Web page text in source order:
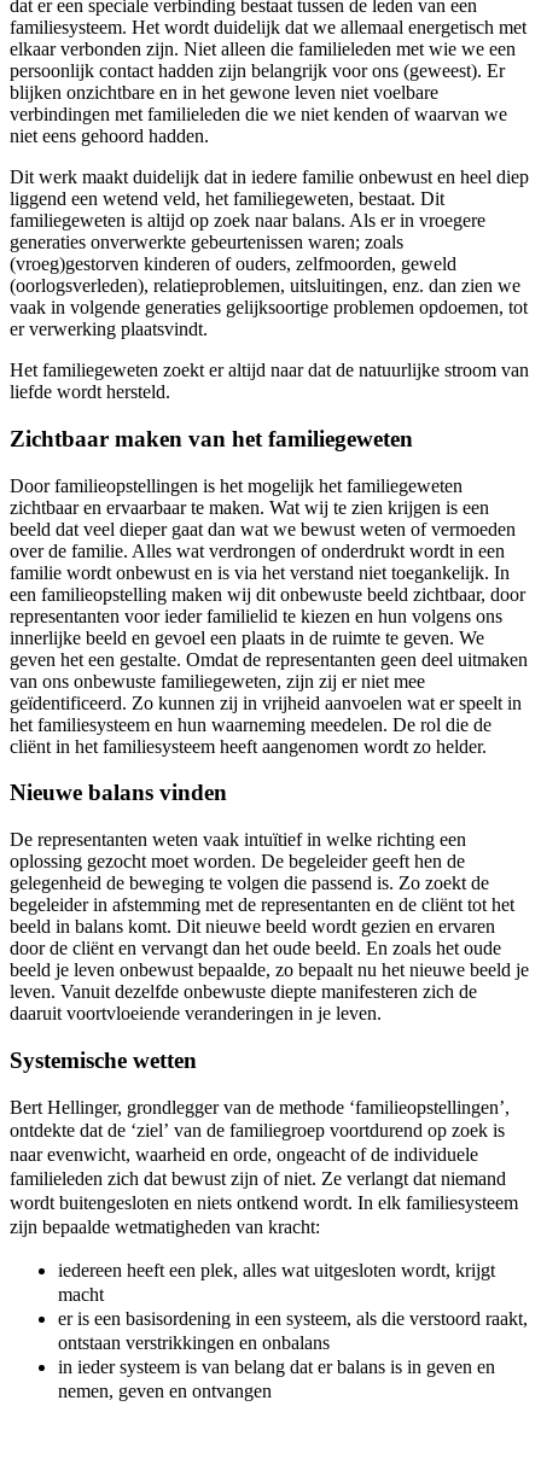
dat er een speciale verbinding bestaat tussen de leden van een
familiesysteem. Het wordt duidelijk dat we allemaal energetisch met
elkaar verbonden zijn. Niet alleen die familieleden met wie we een
persoonlijk contact hadden zijn belangrijk voor ons (geweest). Er
blijken onzichtbare en in het gewone leven niet voelbare
verbindingen met familieleden die we niet kenden of waarvan we
niet eens gehoord hadden.
Dit werk maakt duidelijk dat in iedere familie onbewust en heel diep
liggend een wetend veld, het familiegeweten, bestaat. Dit
familiegeweten is altijd op zoek naar balans. Als er in vroegere
generaties onverwerkte gebeurtenissen waren; zoals
(vroeg)gestorven kinderen of ouders, zelfmoorden, geweld
(oorlogsverleden), relatieproblemen, uitsluitingen, enz. dan zien we
vaak in volgende generaties gelijksoortige problemen opdoemen, tot
er verwerking plaatsvindt.
Het familiegeweten zoekt er altijd naar dat de natuurlijke stroom van
liefde wordt hersteld.
Zichtbaar maken van het familiegeweten
Door familieopstellingen is het mogelijk het familiegeweten
zichtbaar en ervaarbaar te maken. Wat wij te zien krijgen is een
beeld dat veel dieper gaat dan wat we bewust weten of vermoeden
over de familie. Alles wat verdrongen of onderdrukt wordt in een
familie wordt onbewust en is via het verstand niet toegankelijk. In
een familieopstelling maken wij dit onbewuste beeld zichtbaar, door
representanten voor ieder familielid te kiezen en hun volgens ons
innerlijke beeld en gevoel een plaats in de ruimte te geven. We
geven het een gestalte. Omdat de representanten geen deel uitmaken
van ons onbewuste familiegeweten, zijn zij er niet mee
geïdentificeerd. Zo kunnen zij in vrijheid aanvoelen wat er speelt in
het familiesysteem en hun waarneming meedelen. De rol die de
cliënt in het familiesysteem heeft aangenomen wordt zo helder.
Nieuwe balans vinden
De representanten weten vaak intuïtief in welke richting een
oplossing gezocht moet worden. De begeleider geeft hen de
gelegenheid de beweging te volgen die passend is. Zo zoekt de
begeleider in afstemming met de representanten en de cliënt tot het
beeld in balans komt. Dit nieuwe beeld wordt gezien en ervaren
door de cliënt en vervangt dan het oude beeld. En zoals het oude
beeld je leven onbewust bepaalde, zo bepaalt nu het nieuwe beeld je
leven. Vanuit dezelfde onbewuste diepte manifesteren zich de
daaruit voortvloeiende veranderingen in je leven.
Systemische wetten
Bert Hellinger, grondlegger van de methode ‘familieopstellingen’,
ontdekte dat de ‘ziel’ van de familiegroep voortdurend op zoek is
naar evenwicht, waarheid en orde, ongeacht of de individuele
familieleden zich dat bewust zijn of niet. Ze verlangt dat niemand
wordt buitengesloten en niets ontkend wordt. In elk familiesysteem
zijn bepaalde wetmatigheden van kracht:
iedereen heeft een plek, alles wat uitgesloten wordt, krijgt
macht
er is een basisordening in een systeem, als die verstoord raakt,
ontstaan verstrikkingen en onbalans
in ieder systeem is van belang dat er balans is in geven en
nemen, geven en ontvangen